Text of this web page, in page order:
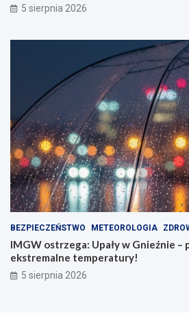
5 sierpnia 2026
BEZPIECZEŃSTWO METEOROLOGIA
IMGW ostrzega: Upały w Gnieźnie –
ekstremalne temperatury!
5 sierpnia 2026